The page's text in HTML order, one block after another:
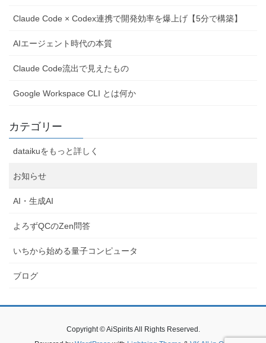
Claude Code × Codex連携で開発効率を爆上げ【5分で構築】
AIエージェント時代の本質
Claude Code流出で見えたもの
Google Workspace CLI とは何か
カテゴリー
dataikuをもっと詳しく
お知らせ
AI・生成AI
よろずQCのZen問答
いちから始める量子コンピュータ
ブログ
Copyright © AiSpirits All Rights Reserved.